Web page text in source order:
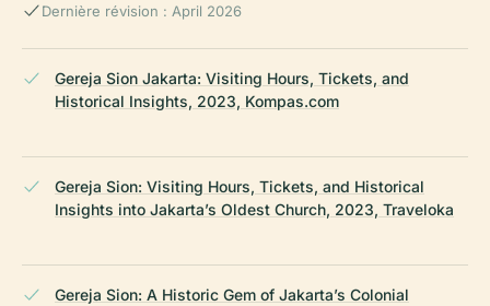
Dernière révision : April 2026
Gereja Sion Jakarta: Visiting Hours, Tickets, and
Historical Insights, 2023, Kompas.com
Gereja Sion: Visiting Hours, Tickets, and Historical
Insights into Jakarta’s Oldest Church, 2023, Traveloka
Gereja Sion: A Historic Gem of Jakarta’s Colonial